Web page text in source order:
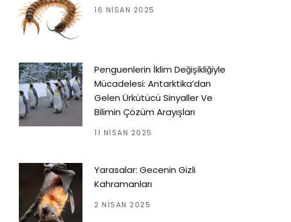
16 NISAN 2025
Penguenlerin İklim Değişikliğiyle
Mücadelesi: Antarktika’dan
Gelen Ürkütücü Sinyaller Ve
Bilimin Çözüm Arayışları
11 NISAN 2025
Yarasalar: Gecenin Gizli
Kahramanları
2 NISAN 2025